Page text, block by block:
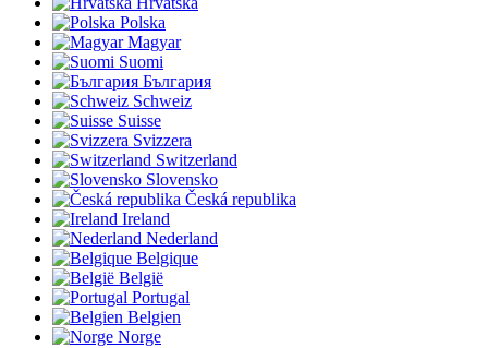
Polska
Magyar
Suomi
България
Schweiz
Suisse
Svizzera
Switzerland
Slovensko
Česká republika
Ireland
Nederland
Belgique
België
Portugal
Belgien
Norge